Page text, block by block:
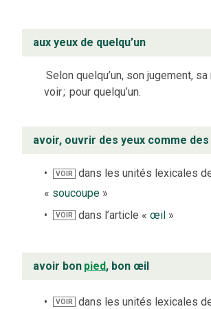
aux yeux de quelqu’un
Selon quelqu’un, son jugement,
voir; pour quelqu’un.
avoir, ouvrir des yeux comme des
VOIR
dans les unités lexicales
« soucoupe »
VOIR dans l’article «œil »
avoir bon pied, bon œil
VOIR dans les unités lexicales